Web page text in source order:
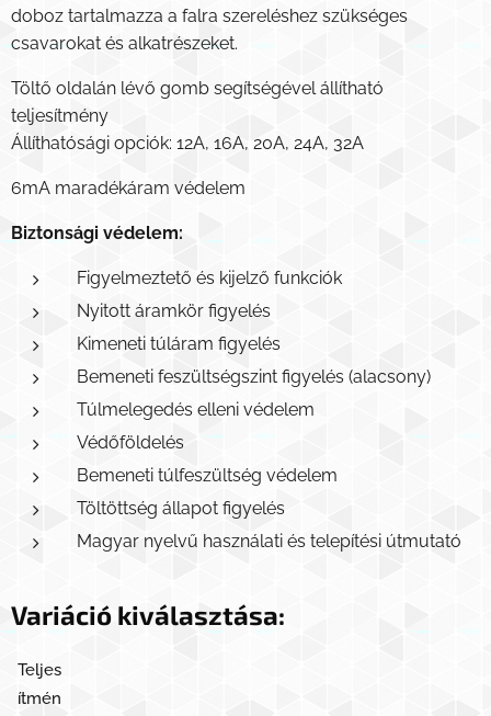
doboz tartalmazza a falra szereléshez szükséges
csavarokat és alkatrészeket.
Töltő oldalán lévő gomb segítségével állítható
teljesítmény
Állíthatósági opciók: 12A, 16A, 20A, 24A, 32A
6mA maradékáram védelem
Biztonsági védelem:
Figyelmeztető és kijelző funkciók
Nyitott áramkör figyelés
Kimeneti túláram figyelés
Bemeneti feszültségszint figyelés (alacsony)
Túlmelegedés elleni védelem
Védőföldelés
Bemeneti túlfeszültség védelem
Töltöttség állapot figyelés
Magyar nyelvű használati és telepítési útmutató
Variáció kiválasztása:
Teljes
ítmén